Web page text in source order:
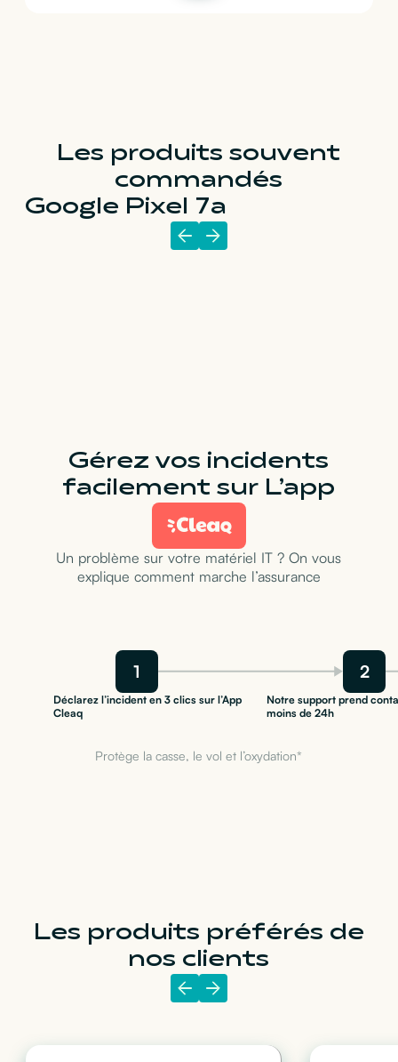
Les produits souvent
commandés
Google Pixel 7a
Gérez vos incidents
facilement sur L’app
Un problème sur votre matériel IT ? On vous
explique comment marche l’assurance
1 2
Déclarez l’incident en 3 clics sur l’App
Cleaq
Notre support prend
moins de 24h
Protège la casse, le vol et l’oxydation*
Les produits préférés de
nos clients